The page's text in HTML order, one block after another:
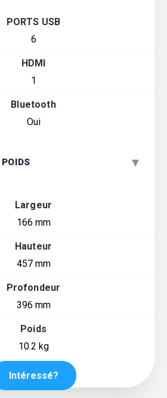
PORTS USB
6
HDMI
1
Bluetooth
Oui
▾
Largeur
166 mm
Hauteur
457 mm
Profondeur
396 mm
Poids
10.2 kg
Intéressé?